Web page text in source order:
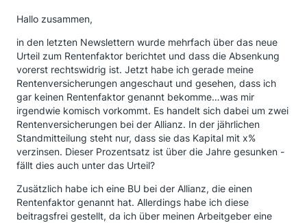
Hallo zusammen,
in den letzten Newslettern wurde mehrfach über das neue
Urteil zum Rentenfaktor berichtet und dass die Absenkung
vorerst rechtswidrig ist. Jetzt habe ich gerade meine
Rentenversicherungen angeschaut und gesehen, dass ich
gar keinen Rentenfaktor genannt bekomme…was mir
irgendwie komisch vorkommt. Es handelt sich dabei um zwei
Rentenversicherungen bei der Allianz. In der jährlichen
Standmitteilung steht nur, dass sie das Kapital mit x%
verzinsen. Dieser Prozentsatz ist über die Jahre gesunken -
fällt dies auch unter das Urteil?
Zusätzlich habe ich eine BU bei der Allianz, die einen
Rentenfaktor genannt hat. Allerdings habe ich diese
beitragsfrei gestellt, da ich über meinen Arbeitgeber eine